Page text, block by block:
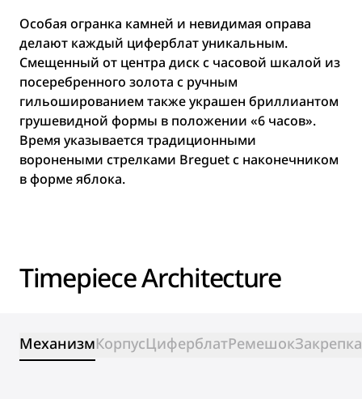
Особая огранка камней и невидимая оправа
делают каждый циферблат уникальным.
Смещенный от центра диск с часовой шкалой из
посеребренного золота с ручным
гильошированием также украшен бриллиантом
грушевидной формы в положении «6 часов».
Время указывается традиционными
воронеными стрелками Breguet с наконечником
в форме яблока.
Timepiece Architecture
МеханизмКорпусЦиферблатРемешокЗакрепка